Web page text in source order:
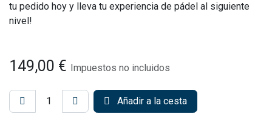
tu pedido hoy y lleva tu experiencia de pádel al siguiente
nivel!
149,00 € Impuestos no incluidos
Añadir a la cesta